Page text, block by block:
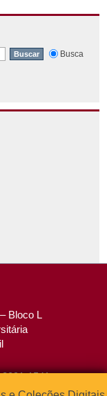
Busca
Bloco L
1541